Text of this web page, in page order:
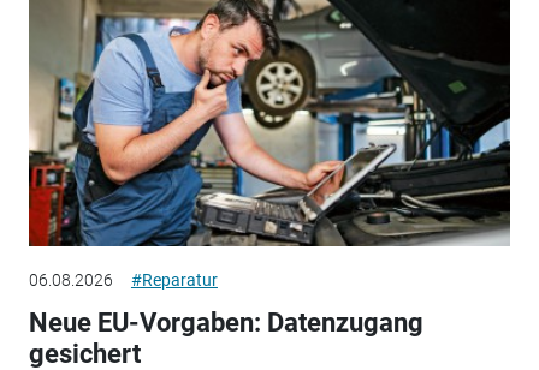
06.08.2026 #Reparatur
Neue EU-Vorgaben: Datenzugang
gesichert